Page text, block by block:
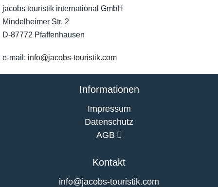
jacobs touristik international GmbH
Mindelheimer Str. 2
D-87772 Pfaffenhausen
e-mail: info@jacobs-touristik.com
Informationen
Impressum
Datenschutz
AGB
Kontakt
info@jacobs-touristik.com